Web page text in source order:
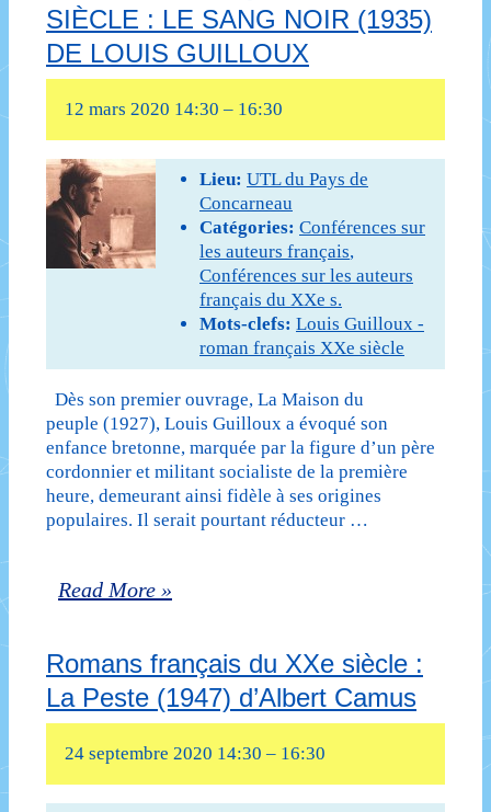
XXe
siècle
–
Voyage
au
bout
de
de
Louis-
Ferdinand
SIÈCLE : LE SANG NOIR (1935)
DE LOUIS GUILLOUX
12 mars 2020 14:30 – 16:30
Lieu: UTL du Pays de
Concarneau
Catégories: Conférences sur
les auteurs français,
Conférences sur les auteurs
français du XXe s.
Mots-clefs: Louis Guilloux -
roman français XXe siècle
Dès son premier ouvrage, La Maison du
peuple (1927), Louis Guilloux a évoqué son
enfance bretonne, marquée par la figure d’un père
cordonnier et militant socialiste de la première
heure, demeurant ainsi fidèle à ses origines
populaires. Il serait pourtant réducteur …
ROMANS
DU
XXe
SIÈCLE
:
Read More »
Romans français du XXe siècle :
La Peste (1947) d’Albert Camus
24 septembre 2020 14:30 – 16:30